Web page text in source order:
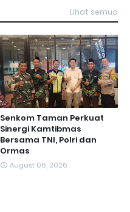
Lihat semua
Senkom Taman Perkuat
Sinergi Kamtibmas
Bersama TNI, Polri dan
Ormas
August 06, 2026